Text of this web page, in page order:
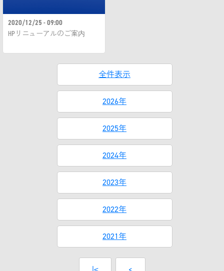
2020/12/25 - 09:00
HPリニューアルのご案内
全件表示
2026年
2025年
2024年
2023年
2022年
2021年